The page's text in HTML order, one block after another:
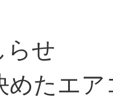
らせ
めたエ